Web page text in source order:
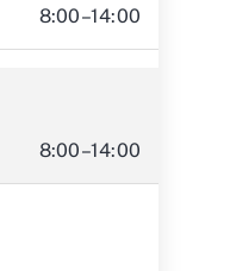
8:00–14:00
8:00–14:00